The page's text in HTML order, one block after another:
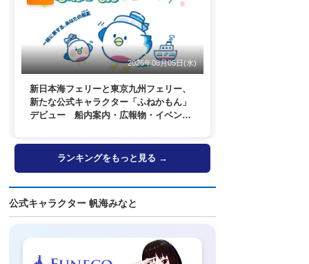
2026年08月05日(水)
新日本海フェリーと東京九州フェリー、
新たな公式キャラクター「ふねかもん」
デビュー 船内案内・広報物・イベン
ランキングをもっと見る →
公式キャラクター 帆海みなと